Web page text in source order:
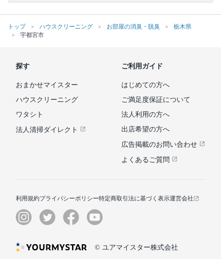
トップ ハウスクリーニング お部屋の消臭・脱臭
栃木県
宇都宮市
探す
おまかせマイスター
ハウスクリーニング
ワタシト
法人清掃ダイレクト
ご利用ガイド
はじめての方へ
ご満足度保証について
法人利用の方へ
出店希望の方へ
広告掲載のお問い合わせ
よくあるご質問
利用規約プライバシーポリシー特定商取引法に基づく表示運営会社
© ユアマイスター株式会社